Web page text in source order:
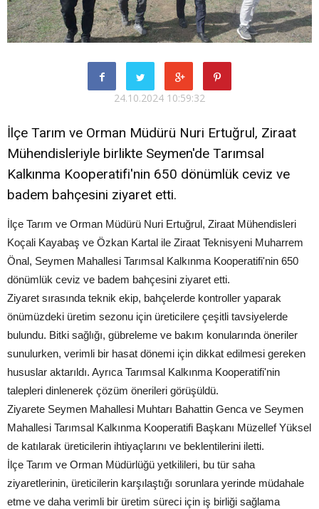
24.10.2024 10:59:32
İlçe Tarım ve Orman Müdürü Nuri Ertuğrul, Ziraat
Mühendisleriyle birlikte Seymen'de Tarımsal
Kalkınma Kooperatifi'nin 650 dönümlük ceviz ve
badem bahçesini ziyaret etti.
İlçe Tarım ve Orman Müdürü Nuri Ertuğrul, Ziraat Mühendisleri
Koçali Kayabaş ve Özkan Kartal ile Ziraat Teknisyeni Muharrem
Önal, Seymen Mahallesi Tarımsal Kalkınma Kooperatifi'nin 650
dönümlük ceviz ve badem bahçesini ziyaret etti.
Ziyaret sırasında teknik ekip, bahçelerde kontroller yaparak
önümüzdeki üretim sezonu için üreticilere çeşitli tavsiyelerde
bulundu. Bitki sağlığı, gübreleme ve bakım konularında öneriler
sunulurken, verimli bir hasat dönemi için dikkat edilmesi gereken
hususlar aktarıldı. Ayrıca Tarımsal Kalkınma Kooperatifi'nin
talepleri dinlenerek çözüm önerileri görüşüldü.
Ziyarete Seymen Mahallesi Muhtarı Bahattin Genca ve Seymen
Mahallesi Tarımsal Kalkınma Kooperatifi Başkanı Müzellef Yüksel
de katılarak üreticilerin ihtiyaçlarını ve beklentilerini iletti.
İlçe Tarım ve Orman Müdürlüğü yetkilileri, bu tür saha
ziyaretlerinin, üreticilerin karşılaştığı sorunlara yerinde müdahale
etme ve daha verimli bir üretim süreci için iş birliği sağlama